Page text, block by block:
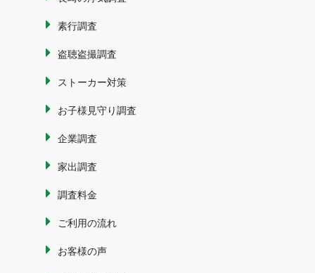
素行調査
盗聴盗撮調査
ストーカー対策
お子様見守り調査
企業調査
家出調査
調査料金
ご利用の流れ
お客様の声